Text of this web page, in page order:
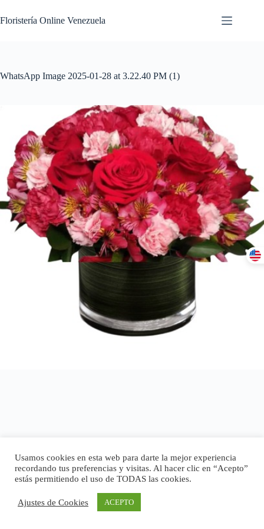
Floristería Online Venezuela
WhatsApp Image 2025-01-28 at 3.22.40 PM (1)
Usamos cookies en esta web para darte la mejor experiencia
recordando tus preferencias y visitas. Al hacer clic en “Acepto”
estás permitiendo el uso de TODAS las cookies.
Ajustes de Cookies ACEPTO